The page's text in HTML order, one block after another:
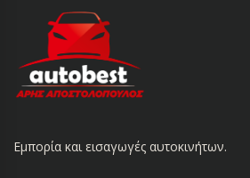
Εμπορία και εισαγωγές αυτοκινήτων.